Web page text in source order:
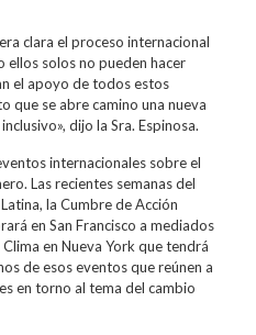
clara el proceso internacional
solos no pueden hacer
el apoyo de todos estos
que se abre camino una nueva
dijo la Sra. Espinosa.
internacionales sobre el
Las recientes semanas del
la Cumbre de Acción
en San Francisco a mediados
en Nueva York que tendrá
de esos eventos que reúnen a
en torno al tema del cambio